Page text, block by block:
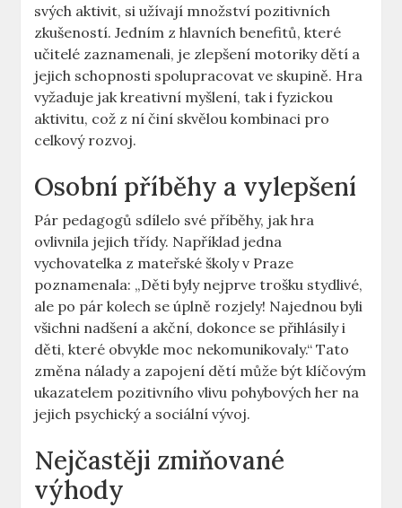
svých ⁢aktivit, si⁤ užívají množství pozitivních
zkušeností. Jedním z hlavních benefitů, které
učitelé zaznamenali, je ⁣zlepšení​ motoriky dětí a
jejich schopnosti spolupracovat ve skupině. Hra⁣
vyžaduje ⁣jak kreativní⁢ myšlení, tak i fyzickou
aktivitu, ‌což z ní činí ‍skvělou kombinaci pro
celkový ⁢rozvoj.
Osobní⁤ příběhy ‌a ⁣vylepšení
Pár pedagogů sdílelo své⁤ příběhy, ⁣jak hra
ovlivnila jejich třídy. Například jedna
vychovatelka z mateřské ⁢školy‍ v​ Praze
poznamenala: „Děti ⁤byly nejprve trošku stydlivé,
ale po pár kolech⁢ se ‌úplně rozjely! Najednou byli
všichni nadšení ​a akční,⁢ dokonce se ‍přihlásily i
děti, které‌ obvykle moc ⁤nekomunikovaly.“ Tato
změna nálady a‍ zapojení ‍dětí může být klíčovým
ukazatelem ‍pozitivního⁤ vlivu pohybových her na
‍jejich psychický a sociální vývoj.
Nejčastěji​ zmiňované
výhody